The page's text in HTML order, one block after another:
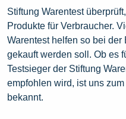
Stiftung Warentest
Produkte für Verbraucher.
Warentest helfen so bei
gekauft werden soll. Ob es
Testsieger der Stiftung
empfohlen wird, ist uns
bekannt.